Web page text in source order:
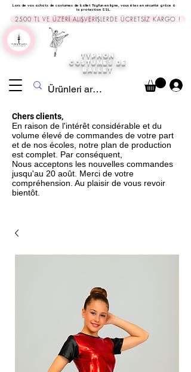
Lors de vos achats de costumes de ballet Tayfun en ligne, vous êtes en sécurité grâce à
la protection SSL.
2500 TL VE ÜZERİ ALIŞVERİŞLERDE ÜCRETSİZ KARGO !
TYPHON
COSTUMES DE
BALLET
Chers clients,
En raison de l'intérêt considérable et du
volume élevé de commandes de votre part
et de nos écoles, notre plan de production
est complet. Par conséquent,
Nous acceptons les nouvelles commandes
jusqu'au 20 août. Merci de votre
compréhension. Au plaisir de vous revoir
bientôt.